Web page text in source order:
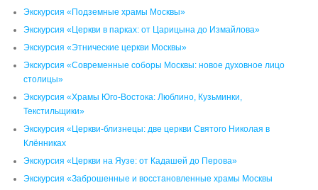
Экскурсия «Подземные храмы Москвы»
Экскурсия «Церкви в парках: от Царицына до Измайлова»
Экскурсия «Этнические церкви Москвы»
Экскурсия «Современные соборы Москвы: новое духовное лицо
столицы»
Экскурсия «Храмы Юго-Востока: Люблино, Кузьминки,
Текстильщики»
Экскурсия «Церкви-близнецы: две церкви Святого Николая в
Клённиках
Экскурсия «Церкви на Яузе: от Кадашей до Перова»
Экскурсия «Заброшенные и восстановленные храмы Москвы